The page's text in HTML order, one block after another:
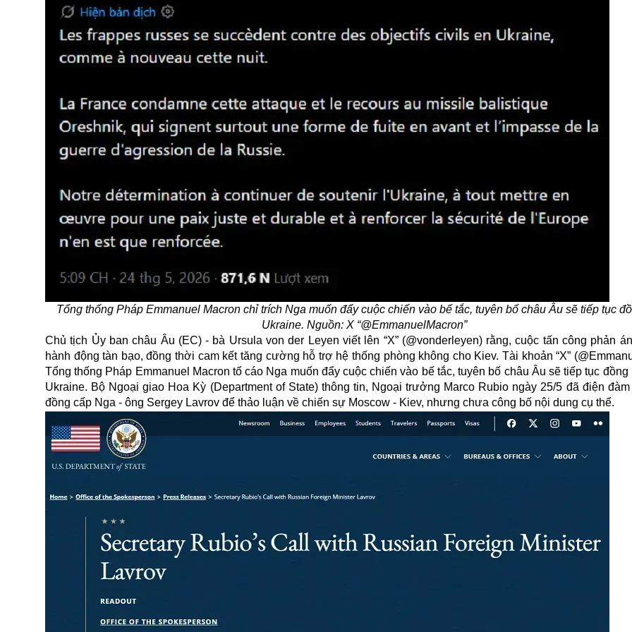
Tổng thống Pháp Emmanuel Macron chỉ trích Nga muốn đẩy cuộc chiến vào bế tắc, tuyên bố châu Âu sẽ tiếp tục
Ukraine. Nguồn: X “@EmmanuelMacron”
Chủ tịch Ủy ban châu Âu (EC) - bà Ursula von der Leyen viết lên “X” (@vonderleyen) rằng, cuộc tấn công phản
hành động tàn bạo, đồng thời cam kết tăng cường hỗ trợ hệ thống phòng không cho Kiev. Tài khoản “X”
Tổng thống Pháp Emmanuel Macron tố cáo Nga muốn đẩy cuộc chiến vào bế tắc, tuyên bố châu Âu sẽ tiếp tục đồng
Ukraine. Bộ Ngoại giao Hoa Kỳ (Department of State) thông tin, Ngoại trưởng Marco Rubio ngày 25/5 đã điện
đồng cấp Nga - ông Sergey Lavrov để thảo luận về chiến sự Moscow - Kiev, nhưng chưa công bố nội dung cụ thể.